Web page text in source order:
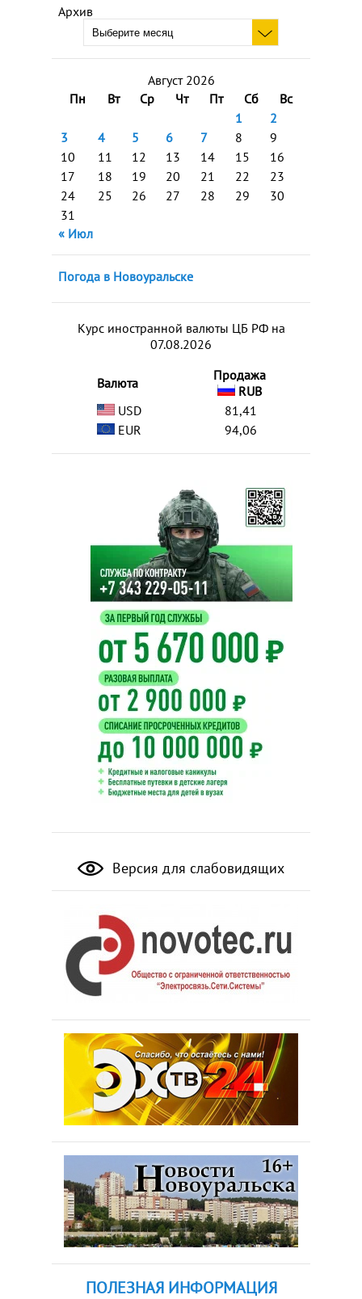
Архив
Август 2026
Пн
Вт Ср Чт Пт Сб
Вс
1
2
3
4 5 6 7 8
9
10
11 12 13 14 15
16
17
18 19 20 21 22
23
24
25 26 27 28 29
30
31
« Июл
Погода в Новоуральске
Курс иностранной валюты ЦБ РФ на
07.08.2026
Валюта
Продажа
RUB
USD
81,41
EUR
94,06
Версия для слабовидящих
ПОЛЕЗНАЯ ИНФОРМАЦИЯ